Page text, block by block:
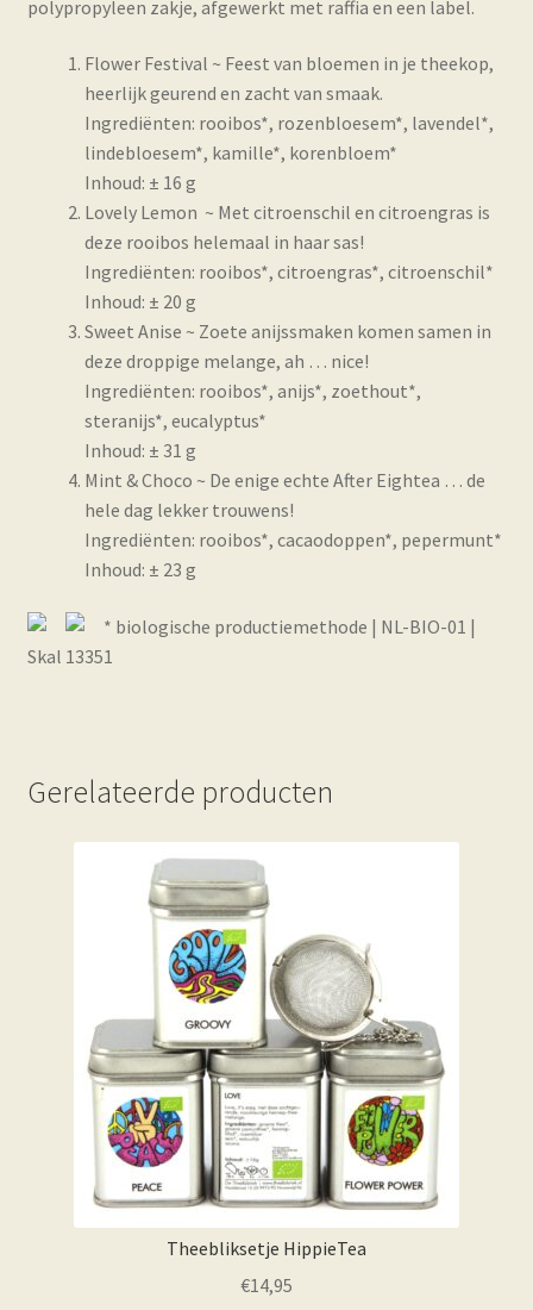
polypropyleen zakje, afgewerkt met raffia en een label.
Flower Festival ~ Feest van bloemen in je theekop,
heerlijk geurend en zacht van smaak.
Ingrediënten: rooibos*, rozenbloesem*, lavendel*,
lindebloesem*, kamille*, korenbloem*
Inhoud: ± 16 g
Lovely Lemon ~ Met citroenschil en citroengras is
deze rooibos helemaal in haar sas!
Ingrediënten: rooibos*, citroengras*, citroenschil*
Inhoud: ± 20 g
Sweet Anise ~ Zoete anijssmaken komen samen in
deze droppige melange, ah … nice!
Ingrediënten: rooibos*, anijs*, zoethout*,
steranijs*, eucalyptus*
Inhoud: ± 31 g
Mint & Choco ~ De enige echte After Eightea … de
hele dag lekker trouwens!
Ingrediënten: rooibos*, cacaodoppen*, pepermunt*
Inhoud: ± 23 g
* biologische productiemethode | NL-BIO-01 |
Skal 13351
Gerelateerde producten
Theebliksetje HippieTea
€14,95